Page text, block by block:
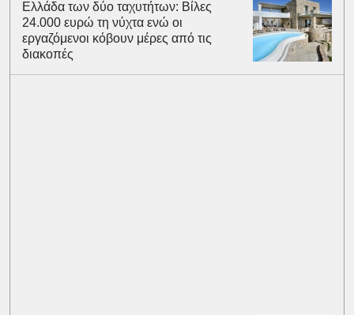
Ελλάδα των δύο ταχυτήτων: Βίλες
24.000 ευρώ τη νύχτα ενώ οι
εργαζόμενοι κόβουν μέρες από τις
διακοπές